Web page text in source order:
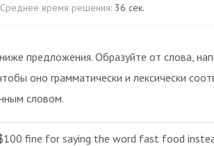
Среднее время решения: 36 сек.
предложения. Образуйте от слова,
оно грамматически и лексически
словом.
fine for saying the word fast food